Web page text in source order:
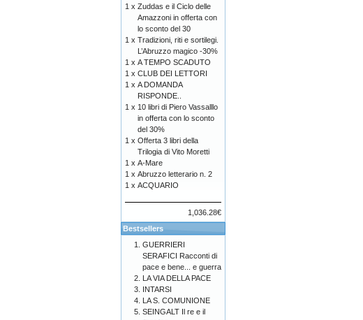
1 x Zuddas e il Ciclo delle
Amazzoni in offerta con
lo sconto del 30
1 x Tradizioni, riti e sortilegi.
L’Abruzzo magico -30%
1 x A TEMPO SCADUTO
1 x CLUB DEI LETTORI
1 x A DOMANDA
RISPONDE..
1 x 10 libri di Piero Vassalllo
in offerta con lo sconto
del 30%
1 x Offerta 3 libri della
Trilogia di Vito Moretti
1 x A-Mare
1 x Abruzzo letterario n. 2
1 x ACQUARIO
1,036.28€
Bestsellers
GUERRIERI
SERAFICI Racconti di
pace e bene... e guerra
LA VIA DELLA PACE
INTARSI
LA S. COMUNIONE
SEINGALT Il re e il